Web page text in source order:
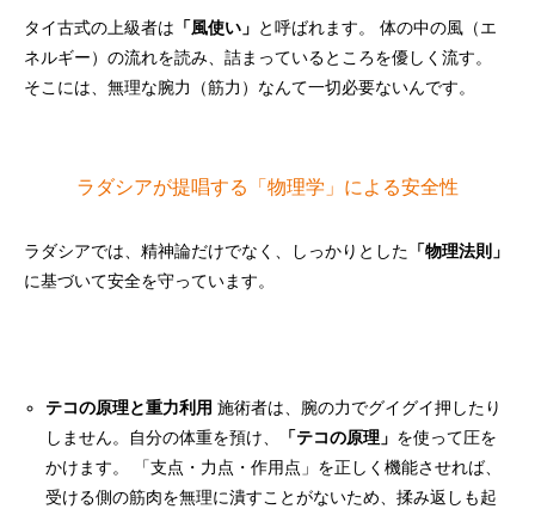
タイ古式の上級者は 「風使い」 と呼ばれます。 体の中の風（エ
ネルギー）の流れを読み、詰まっているところを優しく流す。
そこには、無理な腕力（筋力）なんて一切必要ないんです。
ラダシアが提唱する「物理学」による安全性
ラダシアでは、精神論だけでなく、しっかりとした 「物理法則」
に基づいて安全を守っています。
テコの原理と重力利用 施術者は、腕の力でグイグイ押したり
しません。自分の体重を預け、
「テコの原理」 を使って圧を
かけます。 「支点・力点・作用点」を正しく機能させれば、
受ける側の筋肉を無理に潰すことがないため、揉み返しも起